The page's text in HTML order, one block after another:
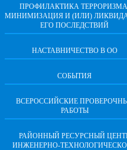
ПРОФИЛАКТИКА
МИНИМИЗАЦИЯ И (ИЛИ)
ЕГО ПОСЛЕДСТВИЙ
НАСТАВНИЧЕСТВО В ОО
СОБЫТИЯ
ВСЕРОССИЙСКИЕ
РАБОТЫ
РАЙОННЫЙ РЕСУРСНЫЙ
ИНЖЕНЕРНО-